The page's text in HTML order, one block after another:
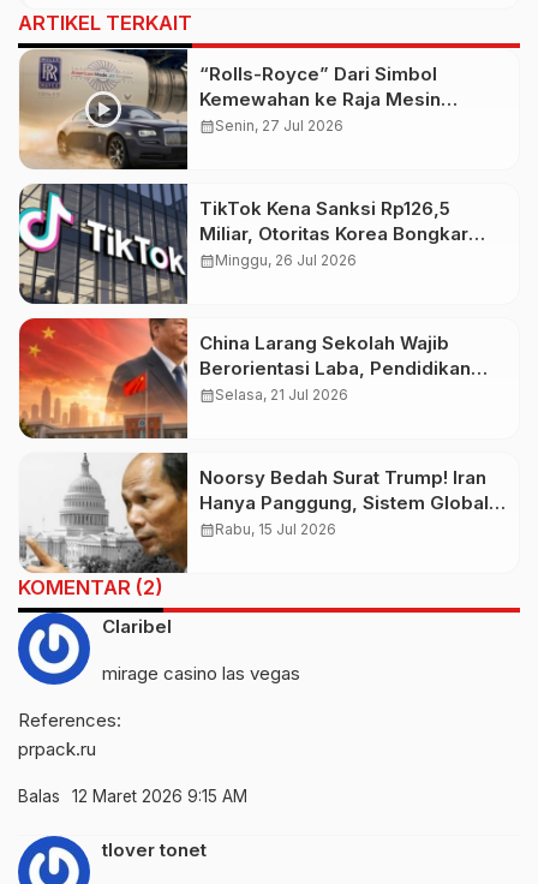
ARTIKEL TERKAIT
“Rolls-Royce” Dari Simbol
Kemewahan ke Raja Mesin
Pesawat
calendar_monthSenin, 27 Jul 2026
TikTok Kena Sanksi Rp126,5
Miliar, Otoritas Korea Bongkar
Pelanggaran Data Pribadi
calendar_monthMinggu, 26 Jul 2026
China Larang Sekolah Wajib
Berorientasi Laba, Pendidikan
Bukan Ladang Bisnis
calendar_monthSelasa, 21 Jul 2026
Noorsy Bedah Surat Trump! Iran
Hanya Panggung, Sistem Global
Target Utama
calendar_monthRabu, 15 Jul 2026
KOMENTAR (2)
Claribel
mirage casino las vegas
References:
prpack.ru
Balas 12 Maret 2026 9:15 AM
tlover tonet